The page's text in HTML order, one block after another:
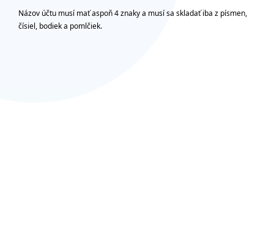
Názov účtu musí mať aspoň 4 znaky a musí sa skladať iba z písmen,
čísiel, bodiek a pomlčiek.